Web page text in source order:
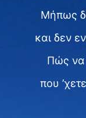
Μήπως
και δεν
Πώς να
που